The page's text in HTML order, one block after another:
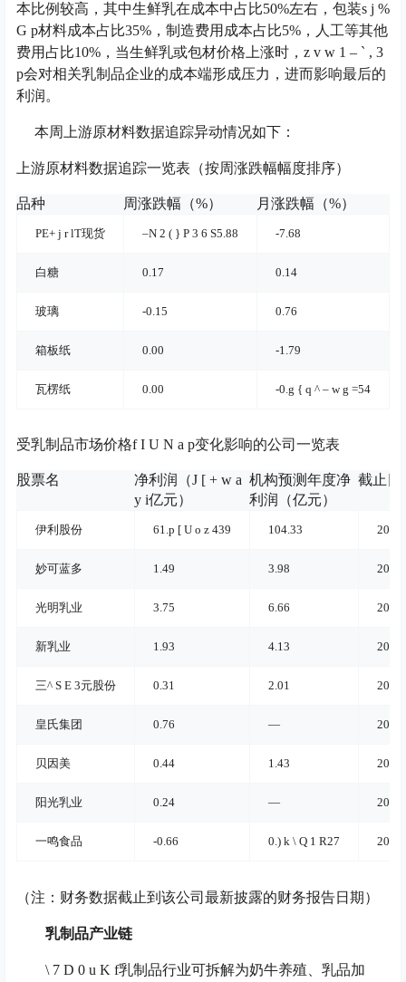
本比例较高，其中生鲜乳在成本中占比50%左右，包装s j %
G p材料成本占比35%，制造费用成本占比5%，人工等其他
费用占比10%，当生鲜乳或包材价格上涨时， z v w 1 – ` , 3
p会对相关乳制品企业的成本端形成压力，进而影响最后的
利润。
本周上游原材料数据追踪异动情况如下：
上游原材料数据追踪一览表（按周涨跌幅幅度排序）
品种 周涨跌幅（%） 月涨跌幅（%）
PE+ j r lT现货 –N 2 ( } P 3 6 S5.88 -7.68
白糖 0.17 0.14
玻璃 -0.15 0.76
箱板纸 0.00 -1.79
瓦楞纸 0.00 -0.g { q ^ – w g =54
受乳制品市场价格f I U N a p变化影响的公司一览表
股票名 净利润（J [ + w a
y i亿元）
机构预测年度净
利润（亿元）
截止日
伊利股份 61.p [ U o z 439 104.33
妙可蓝多 1.49 3.98
光明乳业 3.75 6.66
新乳业 1.93 4.13
三^ S E 3元股份 0.31 2.01
皇氏集团 0.76 —
贝因美 0.44 1.43
阳光乳业 0.24 —
一鸣食品 -0.66 0.) k \ Q 1 R27
（注：财务数据截止到该公司最新披露的财务报告日期）
乳制品产业链
\ 7 D 0 u K f乳制品行业可拆解为奶牛养殖、乳品加